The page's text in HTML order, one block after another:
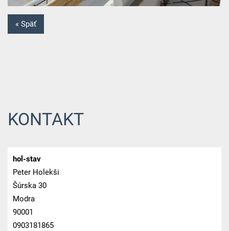
« Späť
KONTAKT
hol-stav
Peter Holekši
Šúrska 30
Modra
90001
0903181865